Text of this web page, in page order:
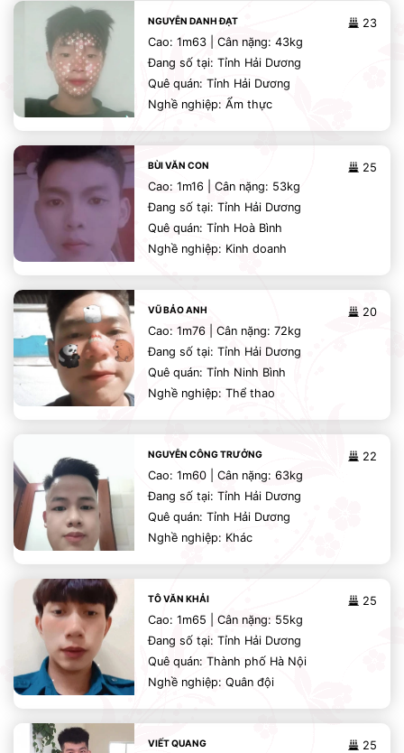
23
NGUYỄN DANH ĐẠT
Cao: 1m63 | Cân nặng: 43kg
Đang số tại: Tỉnh Hải Dương
Quê quán: Tỉnh Hải Dương
Nghề nghiệp: Ẩm thực
25
BÙI VĂN CON
Cao: 1m16 | Cân nặng: 53kg
Đang số tại: Tỉnh Hải Dương
Quê quán: Tỉnh Hoà Bình
Nghề nghiệp: Kinh doanh
20
VŨ BẢO ANH
Cao: 1m76 | Cân nặng: 72kg
Đang số tại: Tỉnh Hải Dương
Quê quán: Tỉnh Ninh Bình
Nghề nghiệp: Thể thao
22
NGUYỄN CÔNG TRƯỞNG
Cao: 1m60 | Cân nặng: 63kg
Đang số tại: Tỉnh Hải Dương
Quê quán: Tỉnh Hải Dương
Nghề nghiệp: Khác
25
TÔ VĂN KHẢI
Cao: 1m65 | Cân nặng: 55kg
Đang số tại: Tỉnh Hải Dương
Quê quán: Thành phố Hà Nội
Nghề nghiệp: Quân đội
25
VIẾT QUANG